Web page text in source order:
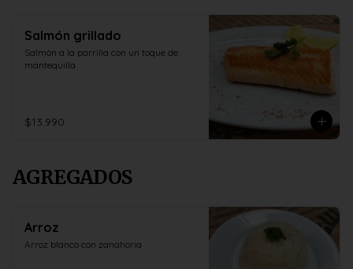
Salmón grillado
Salmón a la parrilla con un toque de
mantequilla
$13.990
AGREGADOS
Arroz
Arroz blanco con zanahoria